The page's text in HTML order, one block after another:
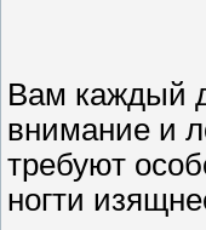
Вам каждый
внимание и
требуют
ногти